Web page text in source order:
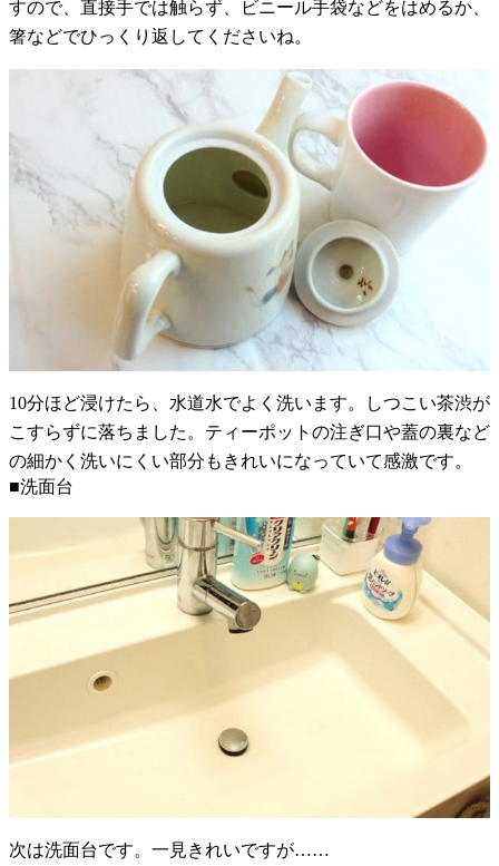
すので、直接手では触らず、ビニール手袋などをはめるか、
箸などでひっくり返してくださいね。
10分ほど浸けたら、水道水でよく洗います。しつこい茶渋が
こすらずに落ちました。ティーポットの注ぎ口や蓋の裏など
の細かく洗いにくい部分もきれいになっていて感激です。
■洗面台
次は洗面台です。一見きれいですが……